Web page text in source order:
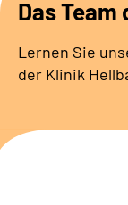
Unsere
Service
Das
Lernen Sie
der Klinik